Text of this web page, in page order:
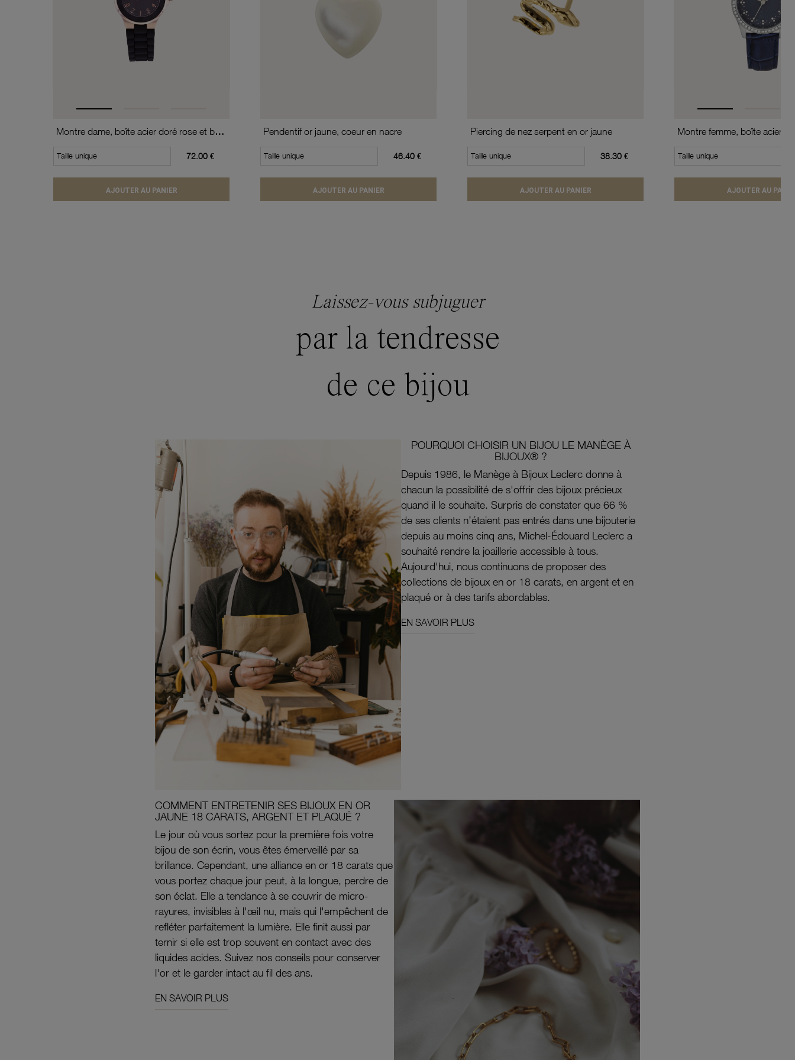
Montre dame, boîte acier doré rose et bracelet silicone, verre minéral
Taille unique 72.00 €
AJOUTER AU PANIER
Pendentif or jaune, coeur en nacre
Taille unique 46.40 €
AJOUTER AU PANIER
Piercing de nez serpent en or jaune
Taille unique 38.30 €
AJOUTER AU PANIER
Taille unique
AJOUTER AU
Laissez-vous subjuguer
par la tendresse
de ce bijou
POURQUOI CHOISIR UN BIJOU LE MANÈGE À
BIJOUX® ?
Depuis 1986, le Manège à Bijoux Leclerc donne à
chacun la possibilité de s'offrir des bijoux précieux
quand il le souhaite. Surpris de constater que 66 %
de ses clients n’étaient pas entrés dans une bijouterie
depuis au moins cinq ans, Michel-Édouard Leclerc a
souhaité rendre la joaillerie accessible à tous.
Aujourd'hui, nous continuons de proposer des
collections de bijoux en or 18 carats, en argent et en
plaqué or à des tarifs abordables.
EN SAVOIR PLUS
COMMENT ENTRETENIR SES BIJOUX EN OR
JAUNE 18 CARATS, ARGENT ET PLAQUÉ ?
Le jour où vous sortez pour la première fois votre
bijou de son écrin, vous êtes émerveillé par sa
brillance. Cependant, une alliance en or 18 carats que
vous portez chaque jour peut, à la longue, perdre de
son éclat. Elle a tendance à se couvrir de micro-
rayures, invisibles à l'œil nu, mais qui l'empêchent de
refléter parfaitement la lumière. Elle finit aussi par
ternir si elle est trop souvent en contact avec des
liquides acides. Suivez nos conseils pour conserver
l'or et le garder intact au fil des ans.
EN SAVOIR PLUS